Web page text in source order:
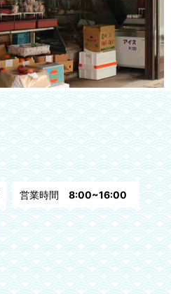
営業時間 8:00~16:00